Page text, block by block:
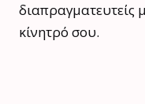
διαπραγματευτείς
κίνητρό σου.